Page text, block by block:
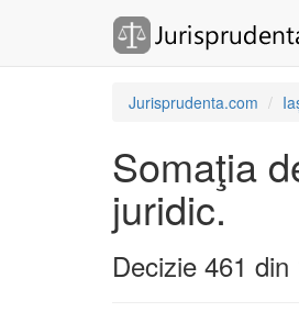
Jurisprudenta.com
Somaţia
juridic.
Decizie 461